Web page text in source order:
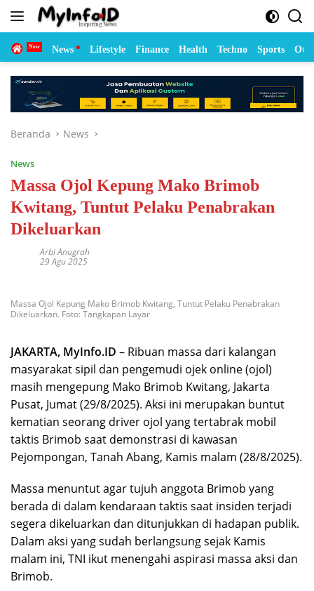
Langsung
Home News Lifestyle Finance Health Techno Sports
Beranda News
News
Massa Ojol Kepung Mako Brimob
Kwitang, Tuntut Pelaku Penabrakan
Dikeluarkan
Arbi Anugrah
29 Agu 2025
Massa Ojol Kepung Mako Brimob Kwitang, Tuntut Pelaku Penabrakan
Dikeluarkan. Foto: Tangkapan Layar
JAKARTA, MyInfo.ID – Ribuan massa dari kalangan
masyarakat sipil dan pengemudi ojek online (ojol)
masih mengepung Mako Brimob Kwitang, Jakarta
Pusat, Jumat (29/8/2025). Aksi ini merupakan buntut
kematian seorang driver ojol yang tertabrak mobil
taktis Brimob saat demonstrasi di kawasan
Pejompongan, Tanah Abang, Kamis malam (28/8/2025).
Massa menuntut agar tujuh anggota Brimob yang
berada di dalam kendaraan taktis saat insiden terjadi
segera dikeluarkan dan ditunjukkan di hadapan publik.
Dalam aksi yang sudah berlangsung sejak Kamis
malam ini, TNI ikut menengahi aspirasi massa aksi dan
Brimob.